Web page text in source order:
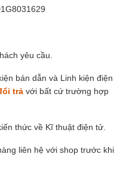
yêu cầu.
bán dẫn và Linh kiện điện
trả với bất cứ trường hợp
thức về Kĩ thuật điện tử.
liên hệ với shop trước khi